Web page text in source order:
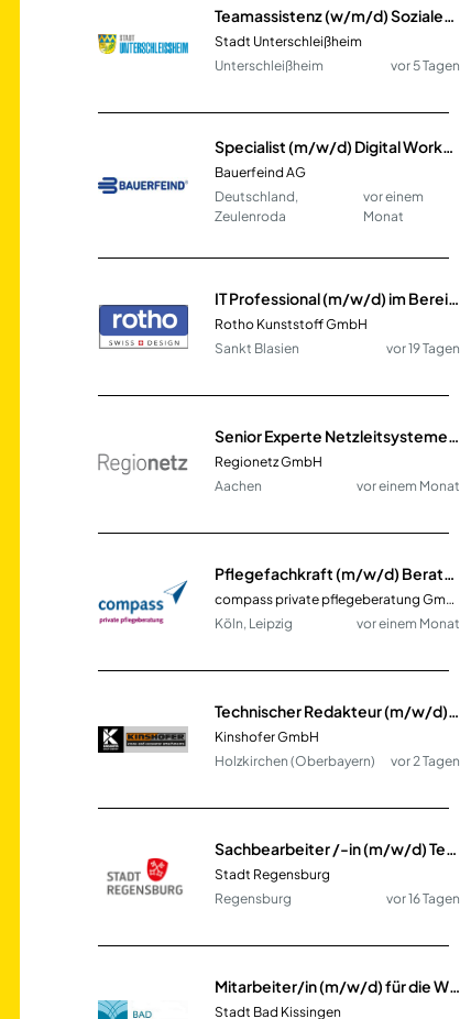
Stadt Unterschleißheim
Unterschleißheim
vor 5 Tagen
Specialist (m/w/d) Digital Workplace
Bauerfeind AG
Deutschland,
Zeulenroda
vor einem
Monat
IT Professional (m/w/d) im Bereich Digital Integration
Rotho Kunststoff GmbH
Sankt Blasien
vor 19 Tagen
Regionetz GmbH
Aachen
vor einem Monat
compass private pflegeberatung GmbH
Köln, Leipzig
vor einem Monat
Kinshofer GmbH
Holzkirchen (Oberbayern)
vor 2 Tagen
Stadt Regensburg
Regensburg
vor 16 Tagen
Mitarbeiter/in (m/w/d) für die Wirtschaftsförderung
Stadt Bad Kissingen